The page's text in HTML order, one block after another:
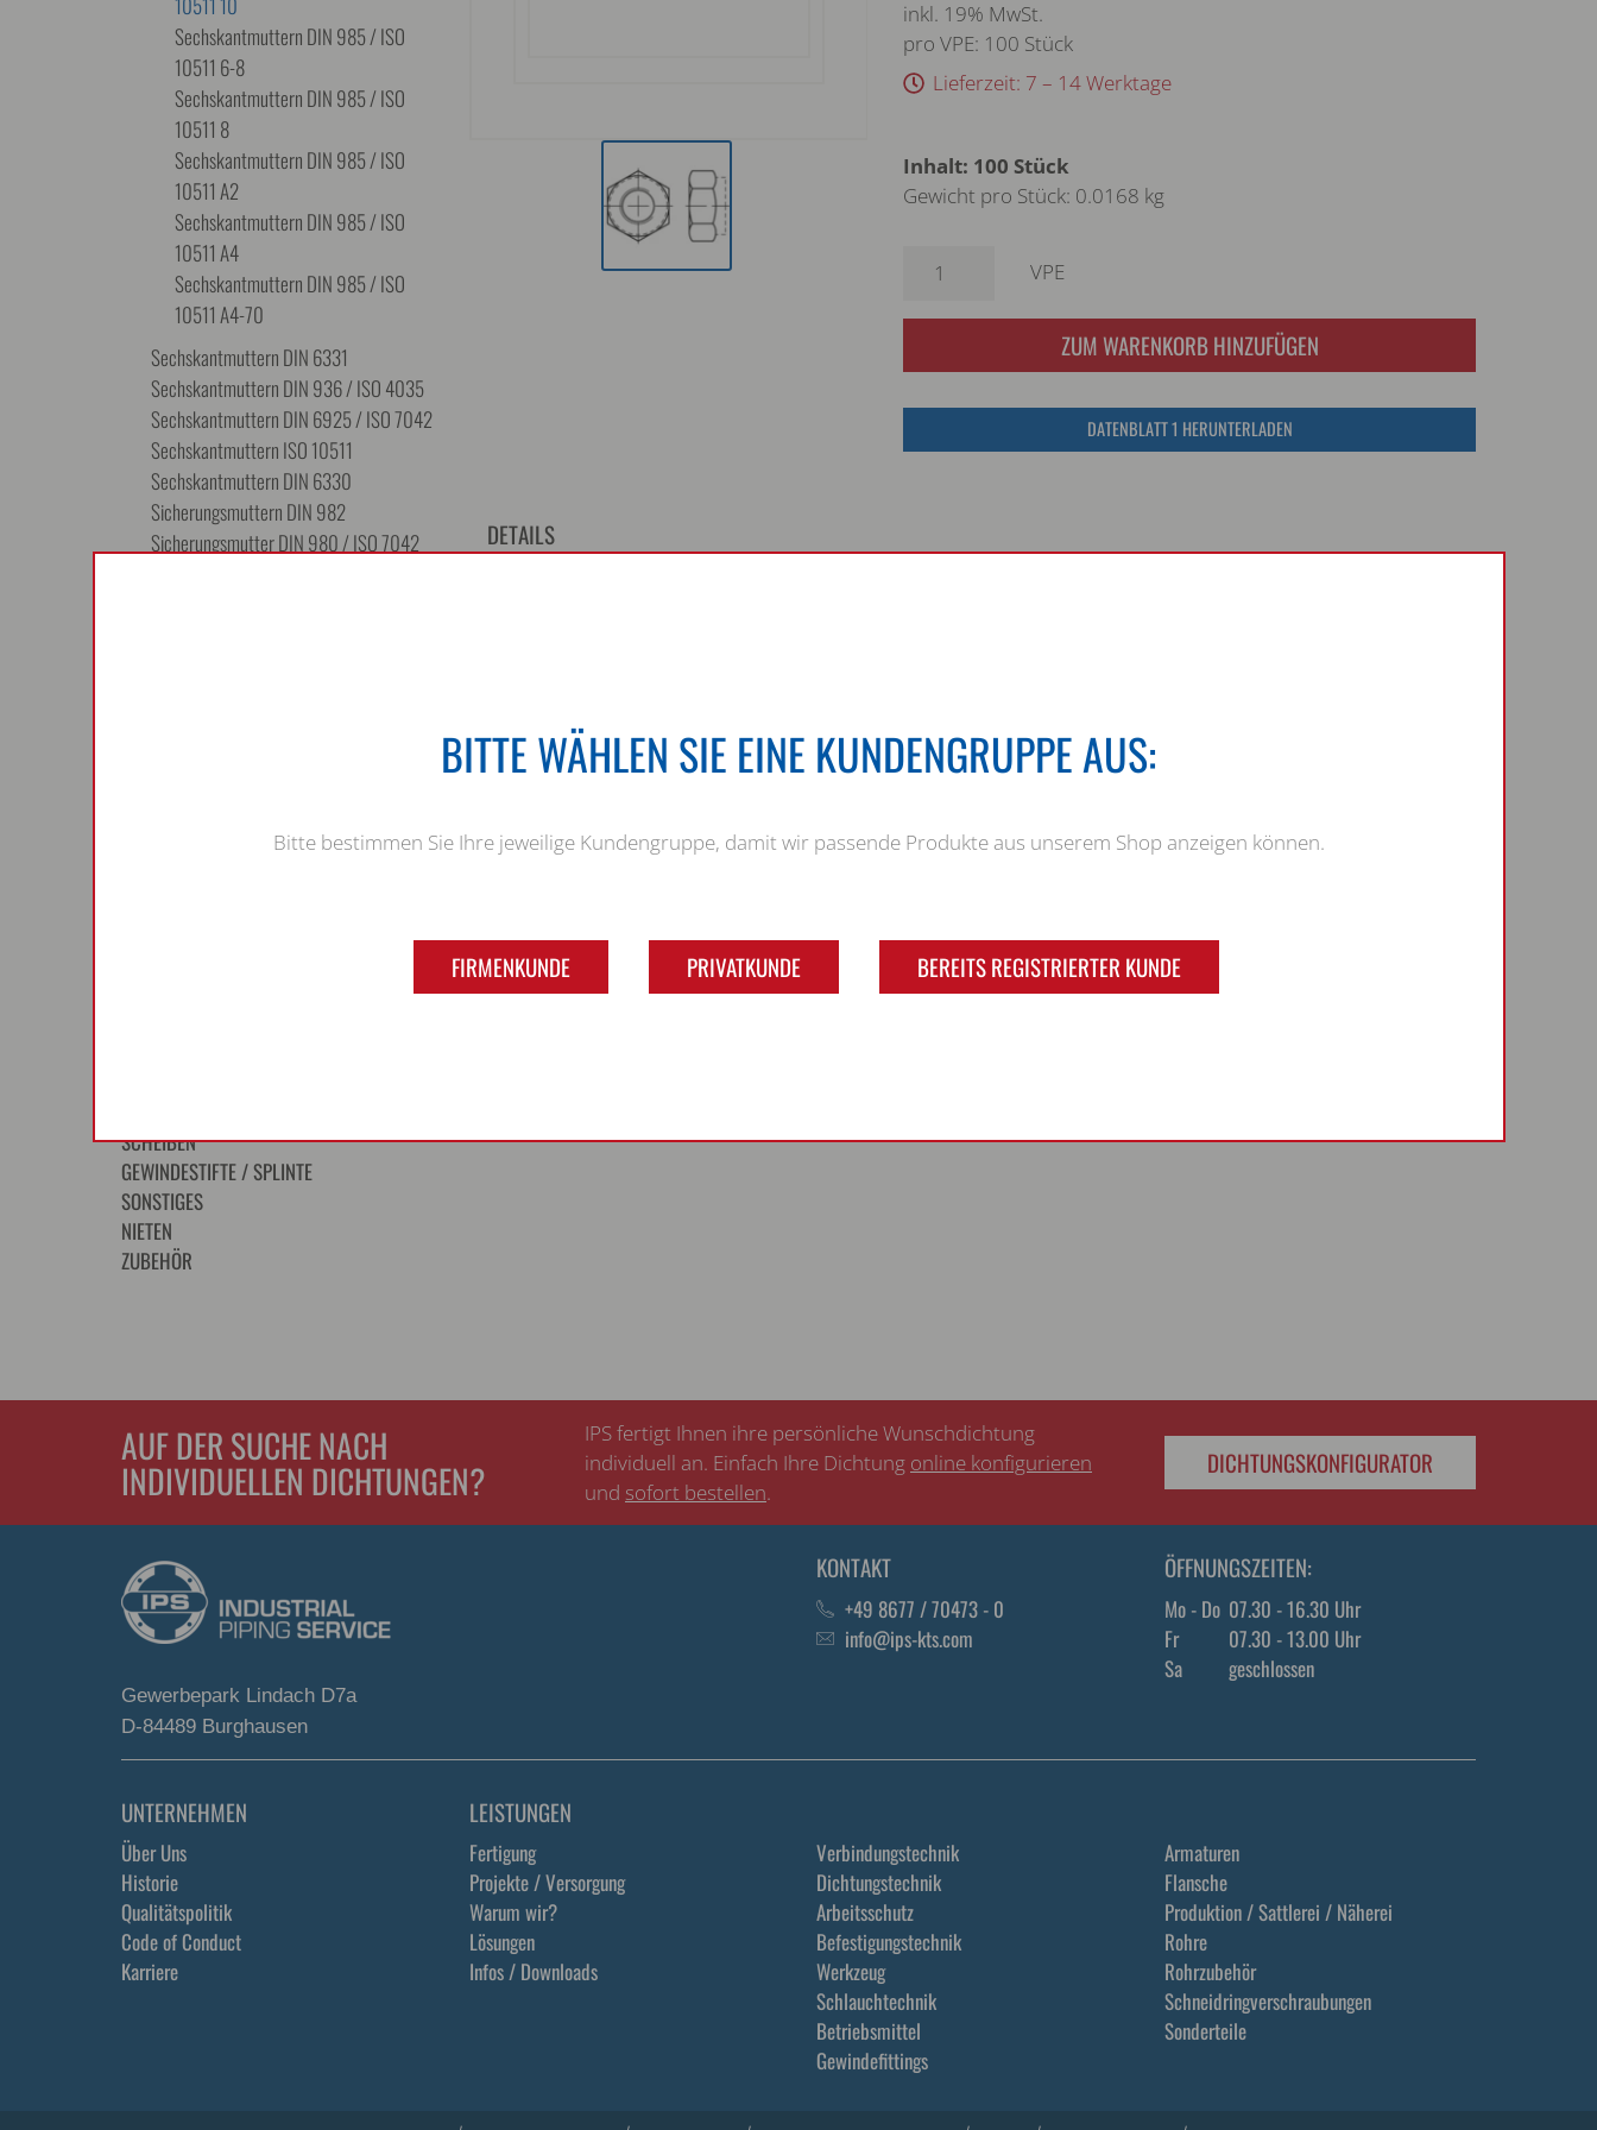
BITTE WÄHLEN SIE EINE KUNDENGRUPPE AUS:
Bitte bestimmen Sie Ihre jeweilige Kundengruppe, damit wir passende Produkte aus unserem Shop anzeigen können.
FIRMENKUNDE PRIVATKUNDE BEREITS REGISTRIERTER KUNDE
Sechskantmuttern DIN 985 / ISO
10511 6-8
Sechskantmuttern DIN 985 / ISO
10511 8
Sechskantmuttern DIN 985 / ISO
10511 A2
Sechskantmuttern DIN 985 / ISO
10511 A4
Sechskantmuttern DIN 985 / ISO
10511 A4-70
Sechskantmuttern DIN 6331
Sechskantmuttern DIN 936 / ISO 4035
Sechskantmuttern DIN 6925 / ISO 7042
Sechskantmuttern ISO 10511
Sechskantmuttern DIN 6330
Sicherungsmuttern DIN 982
Sicherungsmutter DIN 980 / ISO 7042
Flügelmuttern DIN 315
SCHEIBEN
GEWINDESTIFTE / SPLINTE
SONSTIGES
NIETEN
ZUBEHÖR
inkl. 19% MwSt.
pro VPE: 100 Stück
Lieferzeit: 7 – 14 Werktage
Inhalt: 100 Stück
Gewicht pro Stück: 0.0168 kg
VPE
ZUM WARENKORB HINZUFÜGEN
DATENBLATT 1 HERUNTERLADEN
DETAILS
AUF DER SUCHE NACH
INDIVIDUELLEN DICHTUNGEN?
IPS fertigt Ihnen ihre persönliche Wunschdichtung
individuell an. Einfach Ihre Dichtung online konfigurieren
und sofort bestellen.
DICHTUNGSKONFIGURATOR
Gewerbepark Lindach D7a
D-84489 Burghausen
KONTAKT
+49 8677 / 70473 - 0
info@ips-kts.com
ÖFFNUNGSZEITEN:
Mo - Do 07.30 - 16.30 Uhr
Fr
07.30 - 13.00 Uhr
Sa
geschlossen
UNTERNEHMEN
Über Uns
Historie
Qualitätspolitik
Code of Conduct
Karriere
LEISTUNGEN
Fertigung
Projekte / Versorgung
Warum wir?
Lösungen
Infos / Downloads
Verbindungstechnik
Dichtungstechnik
Arbeitsschutz
Befestigungstechnik
Werkzeug
Schlauchtechnik
Betriebsmittel
Gewindefittings
Armaturen
Flansche
Produktion / Sattlerei / Näherei
Rohre
Rohrzubehör
Schneidringverschraubungen
Sonderteile